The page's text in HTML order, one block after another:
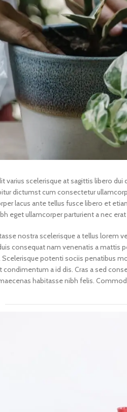
varius scelerisque at sagittis libero dui
dictumst cum consectetur
lacus ante tellus fusce libero et
eget ullamcorper parturient a nec
nostra scelerisque a tellus lorem
consequat nam venenatis a mattis
Scelerisque potenti sociis penatibus
condimentum a id dis. Cras a sed
habitasse nibh felis.